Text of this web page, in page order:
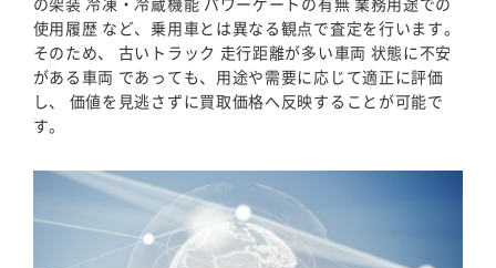
使用履歴 など、乗用車とは異なる観点で査定を行います。
そのため、 古いトラック 走行距離が多い車両 状態に不安
がある車両 であっても、用途や需要に応じて適正に評価
し、 価値を見逃さずに買取価格へ反映することが可能で
す。